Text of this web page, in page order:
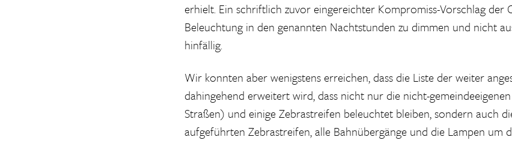
erhielt. Ein schriftlich zuvor eingereichter Kompromiss-Vorschlag der
Beleuchtung in den genannten Nachtstunden zu dimmen und nicht
hinfällig.
Wir konnten aber wenigstens erreichen, dass die Liste der weiter
dahingehend erweitert wird, dass nicht nur die nicht-
Straßen) und einige Zebrastreifen beleuchtet bleiben, sondern auch
aufgeführten Zebrastreifen, alle Bahnübergänge und die Lampen um